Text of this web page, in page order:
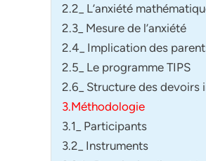
2.2_ L’anxiété
2.3_ Mesure de l’anxiété
2.4_ Implication des
2.5_ Le programme TIPS
2.6_ Structure des devoirs
3.Méthodologie
3.1_ Participants
3.2_ Instruments